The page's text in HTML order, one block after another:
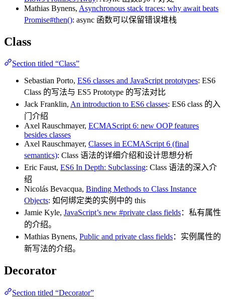
Mathias Bynens, Asynchronous stack traces: why await beats
Promise#then(): async 函数可以保留错误堆栈
Class
Section titled “Class”
Sebastian Porto, ES6 classes and JavaScript prototypes: ES6
Class 的写法与 ES5 Prototype 的写法对比
Jack Franklin, An introduction to ES6 classes: ES6 class 的入
门介绍
Axel Rauschmayer, ECMAScript 6: new OOP features
besides classes
Axel Rauschmayer, Classes in ECMAScript 6 (final
semantics): Class 语法的详细介绍和设计思想分析
Eric Faust, ES6 In Depth: Subclassing: Class 语法的深入介
绍
Nicolás Bevacqua, Binding Methods to Class Instance
Objects: 如何绑定类的实例中的 this
Jamie Kyle, JavaScript’s new #private class fields：私有属性
的介绍。
Mathias Bynens, Public and private class fields：实例属性的
新写法的介绍。
Decorator
Section titled “Decorator”